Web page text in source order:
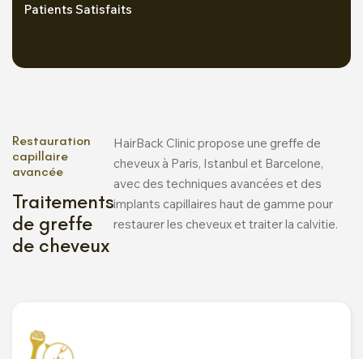
Patients Satisfaits
Restauration
capillaire
avancée
Traitements
de greffe
de cheveux
HairBack Clinic propose une greffe de
cheveux à Paris, Istanbul et Barcelone,
avec des techniques avancées et des
implants capillaires haut de gamme pour
restaurer les cheveux et traiter la calvitie.